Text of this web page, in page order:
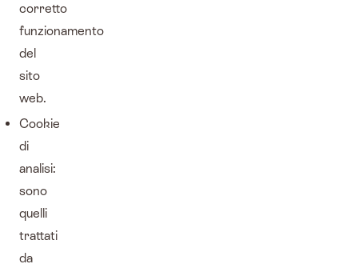
corretto
funzionamento
del
sito
web.
Cookie
di
analisi:
sono
quelli
trattati
da